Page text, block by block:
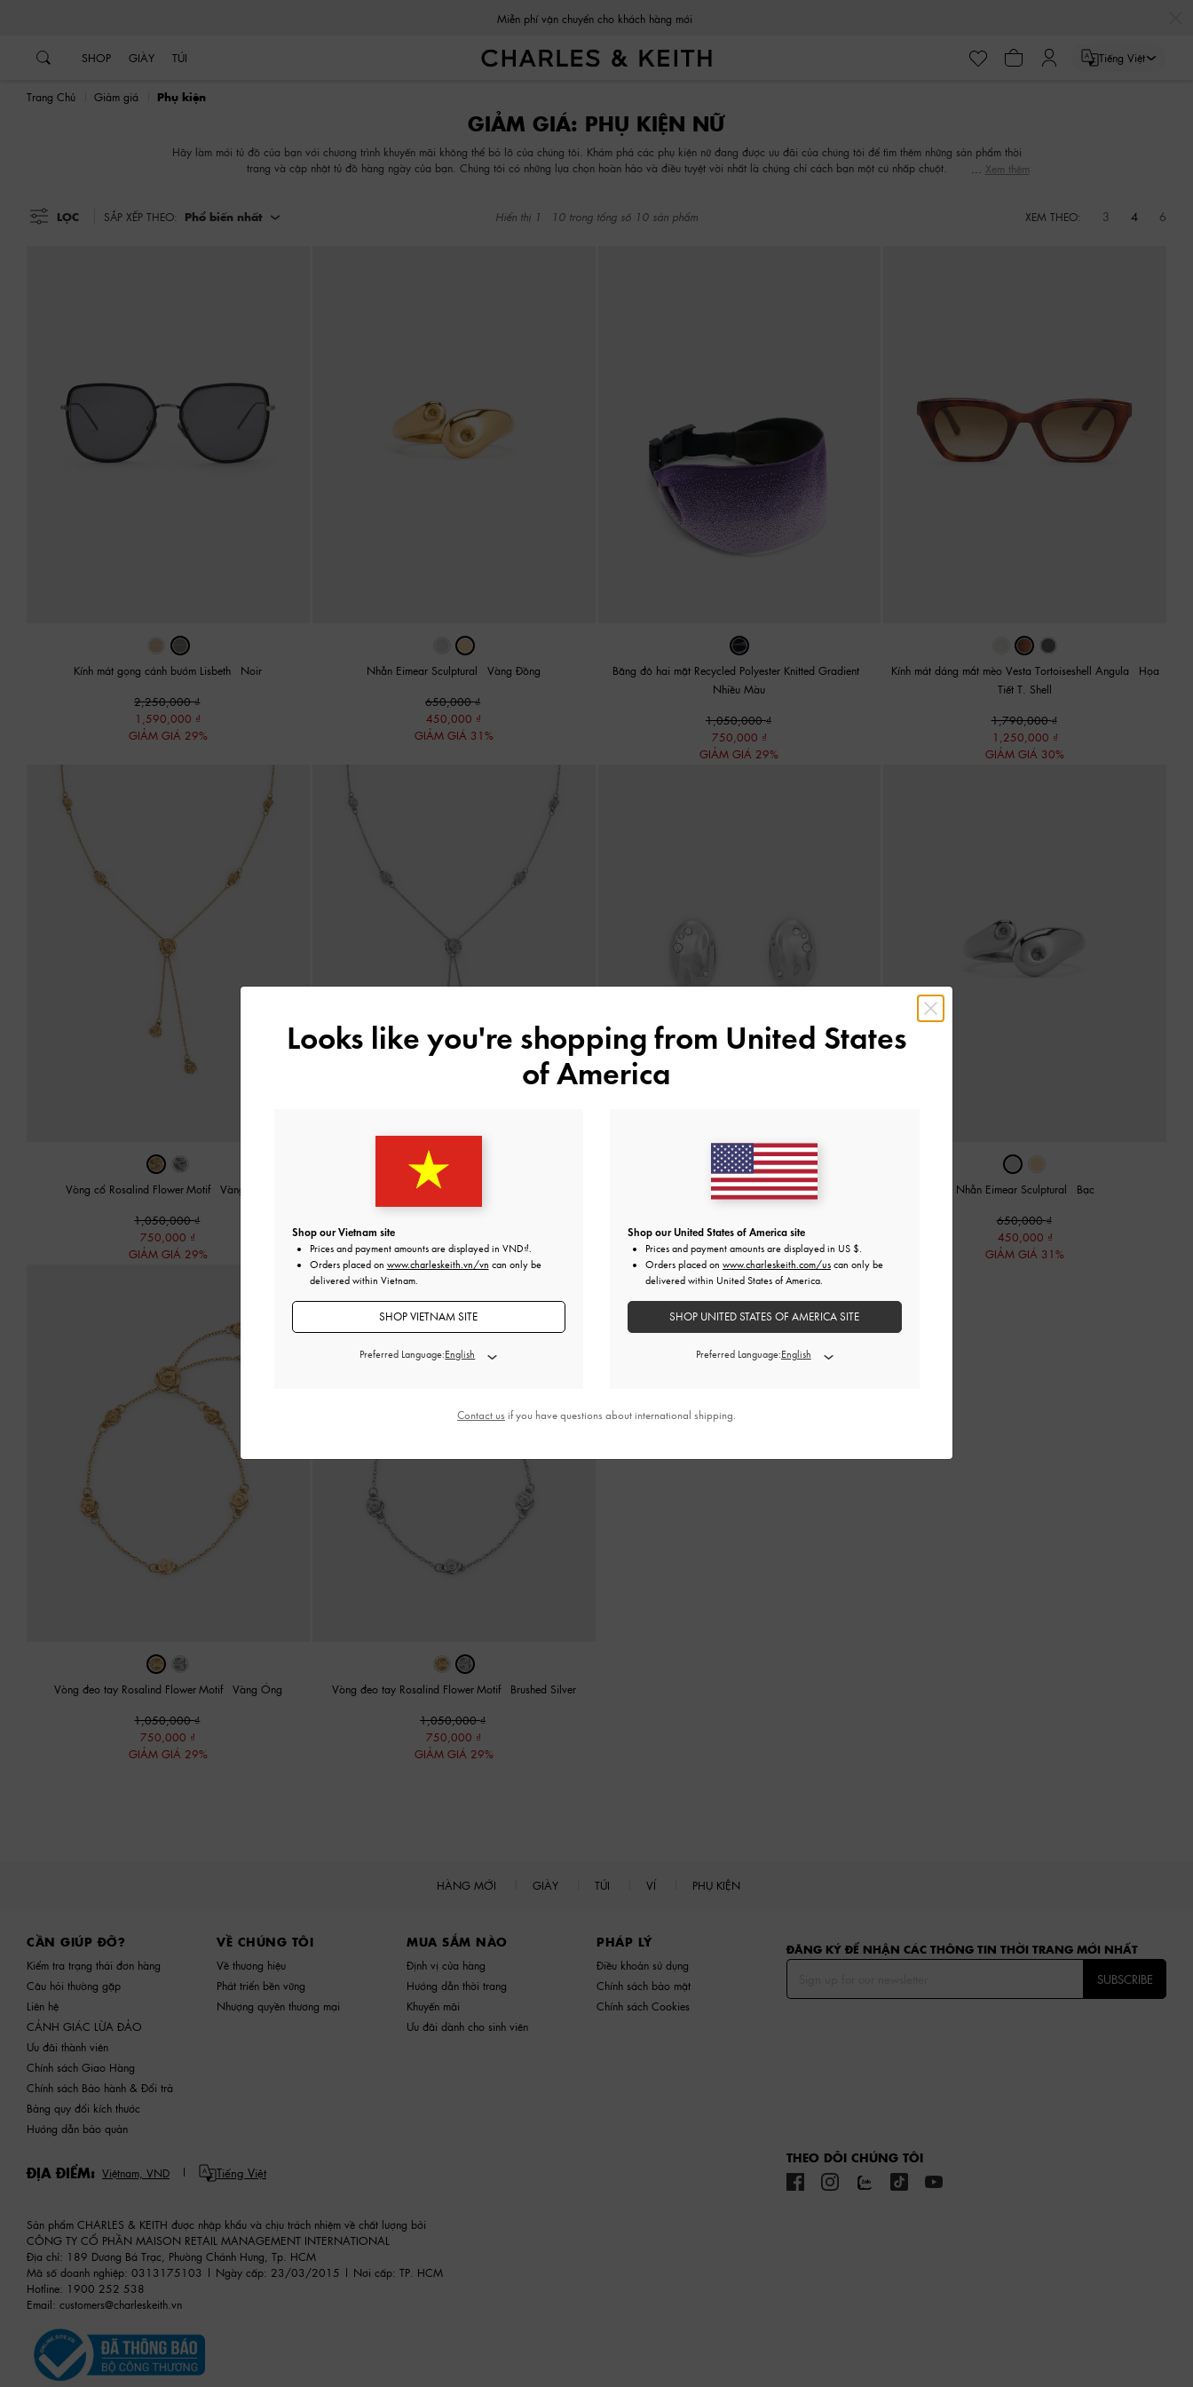
Miễn phí vận chuyển cho khách hàng mới
SHOP GIÀY TÚI Tiếng Việt
Trang Chủ Giảm giá Phụ kiện
GIẢM GIÁ: PHỤ KIỆN NỮ
Hãy làm mới tủ đồ của bạn với chương trình khuyến mãi không thể bỏ lỡ của chúng tôi. Khám phá các phụ kiện nữ đang được ưu đãi của chúng tôi để tìm thêm những sản phẩm thời
trang và cập nhật tủ đồ hàng ngày của bạn. Chúng tôi có những lựa chọn hoàn hảo và điều tuyệt vời nhất là chúng chỉ cách bạn một cú nhấp chuột.
Xem thêm
LỌC SẮP XẾP THEO: Phổ biến nhất Hiển thị 1 10 trong tổng số 10 sản phẩm XEM THEO: 3 4 6
Kính mát gọng cánh bướm Lisbeth
Noir
2,250,000
1,590,000
GIẢM GIÁ 29%
Nhẫn Eimear Sculptural -Vàng Đồng
650,000
450,000
GIẢM GIÁ 31%
Băng đô hai mặt Recycled Polyester Knitted Gradient
Nhiều Màu
1,050,000
750,000
GIẢM GIÁ 29%
Kính mát dáng mắt mèo Vesta Tortoiseshell Angula
Họa
Tiết T. Shell
1,790,000
1,250,000
GIẢM GIÁ 30%
Vòng cổ Rosalind Flower-Motif -Vàng Óng
1,050,000
750,000
GIẢM GIÁ 29%
Vòng cổ Rosalind Flower-Motif
GIẢM GIÁ 29%
Khuyên tai Ottilie-Bạc
390,000
GIẢM GIÁ 29%
Nhẫn Eimear Sculptural
Bạc
650,000
450,000
GIẢM GIÁ 31%
Vòng đeo tay Rosalind Flower-Motif Vàng Óng
1,050,000
750,000
GIẢM GIÁ 29%
Vòng đeo tay Rosalind Flower-Motif
Brushed Silver
1,050,000
750,000
GIẢM GIÁ 29%
HÀNG MỚI GIÀY TÚI VÍ PHỤ KIỆN
CẦN GIÚP ĐỠ?
Kiểm tra trạng thái đơn hàng
Câu hỏi thường gặp
Liên hệ
CẢNH GIÁC LỪA ĐẢO
Ưu đãi thành viên
Chính sách Giao Hàng
Chính sách Bảo hành & Đổi trả
Bảng quy đổi kích thước
Hướng dẫn bảo quản
VỀ CHÚNG TÔI
Về thương hiệu
Phát triển bền vững
Nhượng quyền thương mại
MUA SẮM NÀO
Định vị cửa hàng
Hướng dẫn thời trang
Khuyến mãi
Ưu đãi dành cho sinh viên
PHÁP LÝ
Điều khoản sử dụng
Chính sách bảo mật
Chính sách Cookies
ĐĂNG KÝ ĐỂ NHẬN CÁC THÔNG TIN THỜI TRANG MỚI NHẤT
SUBSCRIBE
ĐỊA ĐIỂM: Việtnam, VND Tiếng Việt
THEO DÕI CHÚNG TÔI
Sản phẩm CHARLES & KEITH được nhập khẩu và chịu trách nhiệm về chất lượng bởi
CÔNG TY CỔ PHẦN MAISON RETAIL MANAGEMENT INTERNATIONAL
Địa chỉ: 189 Dương Bá Trạc, Phường Chánh Hưng, Tp. HCM
Mã số doanh nghiệp: 0313175103 | Ngày cấp: 23/03/2015 | Nơi cấp: TP. HCM
Hotline: 1900 252 538
Email: customers@charleskeith.vn
Looks like you're shopping from United States
of America
Shop our Vietnam site
Prices and payment amounts are displayed in VND .
Orders placed on www.charleskeith.vn/vn can only be
delivered within Vietnam.
SHOP VIETNAM SITE
Preferred Language:
Shop our United States of America site
Prices and payment amounts are displayed in US $
Orders placed on www.charleskeith.com/us can only be
delivered within United States of America.
SHOP UNITED STATES OF AMERICA SITE
Preferred Language:
Contact us if you have questions about international shipping.